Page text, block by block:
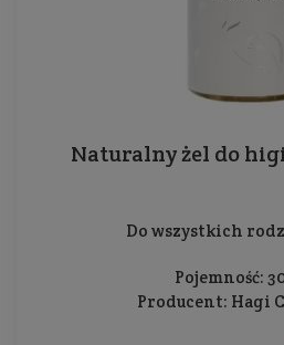
Naturalny żel do
Do wszystkich
Pojemność:
Producent: Hagi